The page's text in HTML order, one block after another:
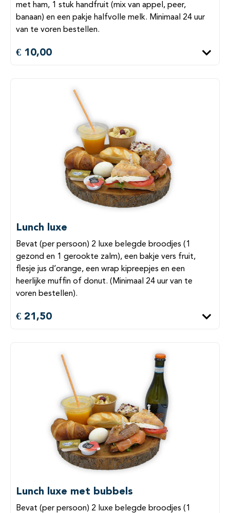
met ham, 1 stuk handfruit (mix van appel, peer,
banaan) en een pakje halfvolle melk. Minimaal 24 uur
van te voren bestellen.
€ 10,00
Lunch luxe
Bevat (per persoon) 2 luxe belegde broodjes (1
gezond en 1 gerookte zalm), een bakje vers fruit,
flesje jus d’orange, een wrap kipreepjes en een
heerlijke muffin of donut. (Minimaal 24 uur van te
voren bestellen).
€ 21,50
Lunch luxe met bubbels
Bevat (per persoon) 2 luxe belegde broodjes (1